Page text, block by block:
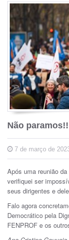
Não paramos!!
7 de março de
Após uma reunião
verifiquei ser
seus dirigentes e
Falo agora
Democrático pela
FENPROF e os